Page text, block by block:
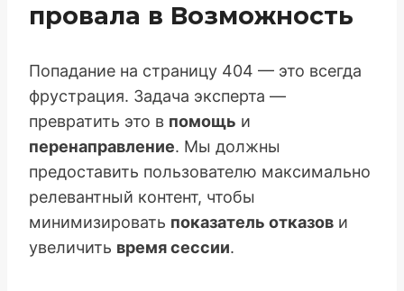
провала в Возможность
Попадание на страницу 404 — это всегда
фрустрация. Задача эксперта —
превратить это в помощь и
перенаправление. Мы должны
предоставить пользователю максимально
релевантный контент, чтобы
минимизировать показатель отказов и
увеличить время сессии.